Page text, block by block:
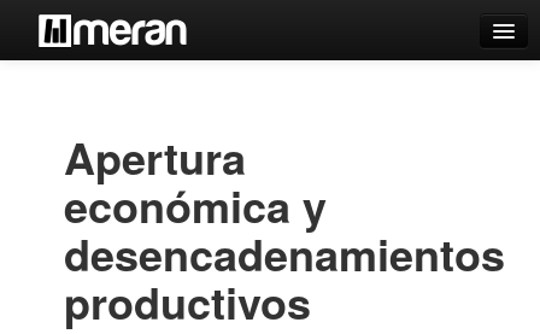
Estantes Virtuales
Contacto
Apertura
económica y
desencadenamientos
productivos